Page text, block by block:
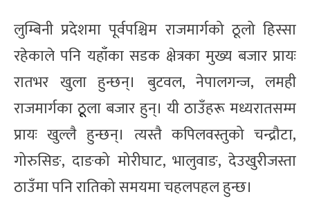
लुम्बिनी प्रदेशमा पूर्वपश्चिम राजमार्गको ठूलो हिस्सा
रहेकाले पनि यहाँका सडक क्षेत्रका मुख्य बजार प्रायः
रातभर खुला हुन्छन्। बुटवल, नेपालगन्ज, लमही
राजमार्गका ठूूला बजार हुन्। यी ठाउँहरू मध्यरातसम्म
प्रायः खुल्लै हुन्छन्। त्यस्तै कपिलवस्तुको चन्द्रौटा,
गोरुसिङ, दाङको मोरीघाट, भालुवाङ, देउखुरीजस्ता
ठाउँमा पनि रातिको समयमा चहलपहल हुन्छ।